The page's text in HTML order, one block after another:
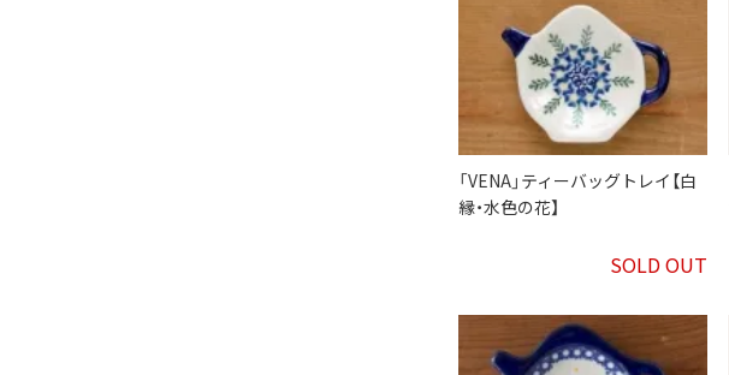
「VENA」ティーバッグトレイ【白
縁・水色の花】
SOLD OUT